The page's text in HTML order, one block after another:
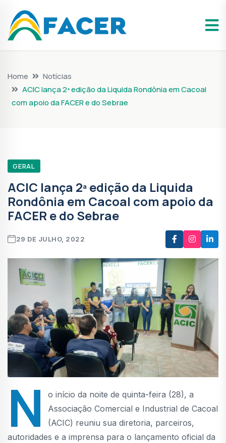
Home
Notícias
ACIC lança 2ª edição da Liquida Rondônia em Cacoal
com apoio da FACER e do Sebrae
GERAL
ACIC lança 2ª edição da Liquida
Rondônia em Cacoal com apoio da
FACER e do Sebrae
29 DE JULHO, 2022
N
o início da noite de quinta-feira (28), a
Associação Comercial e Industrial de Cacoal
(ACIC) reuniu sua diretoria, parceiros,
autoridades e a imprensa para o lançamento oficial da